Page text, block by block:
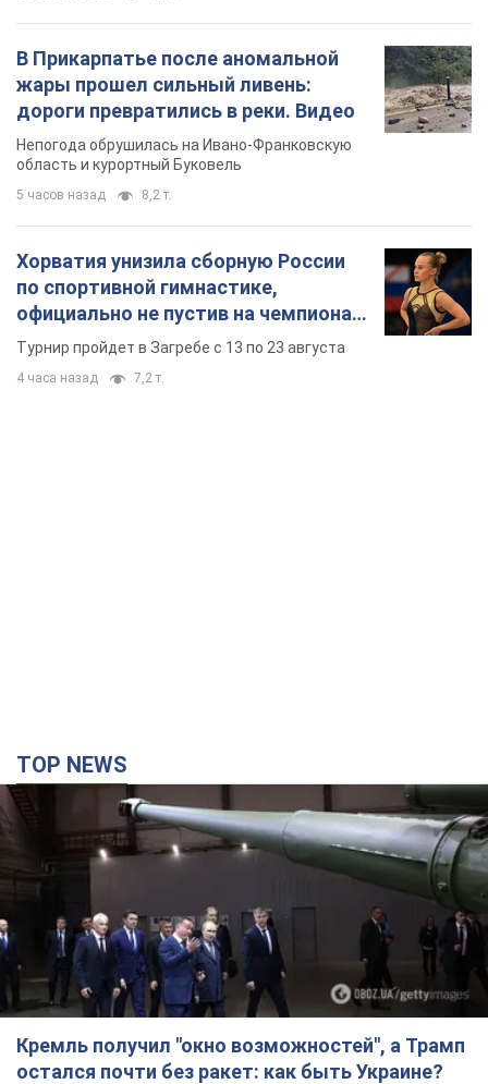
4 часа назад
остался почти без ракет: как быть Украине?
Интервью с Мельником
Мнение о том, что у России закончатся баллистические
ракеты, крайне опасно, подчеркнул эксперт
2 часа назад
"Всё горело": очевидица рассказала о гибели 3-
летнего мальчика и его родных в результате
атаки РФ на Киевскую область. Видео и фото
Вечная память жертвам российского террора
2,3 т.